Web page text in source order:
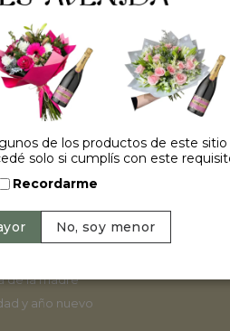
15 años
• Bodas
Valentín
de la madre
y año nuevo
de los productos de este
solo si cumplís con este
Recordarme